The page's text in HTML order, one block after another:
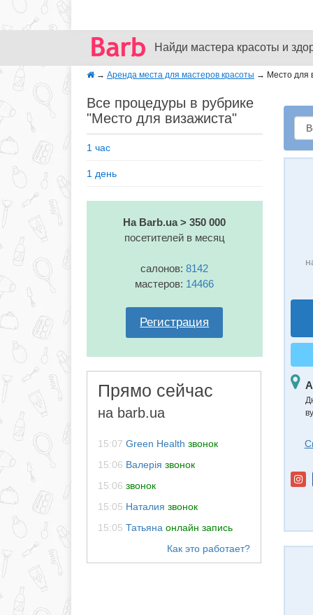
Найди мастера красоты и
→ Аренда места для мастеров красоты → Место для
Все процедуры в рубрике
"Место для визажиста"
1 час
1 день
На Barb.ua > 350 000
посетителей в месяц
салонов:8142
мастеров: 14466
Регистрация
Прямо сейчас
на barb.ua
15:07 Green Health звонок
15:06 Валерія звонок
15:06 звонок
15:05 Наталия звонок
15:05 Татьяна онлайн запись